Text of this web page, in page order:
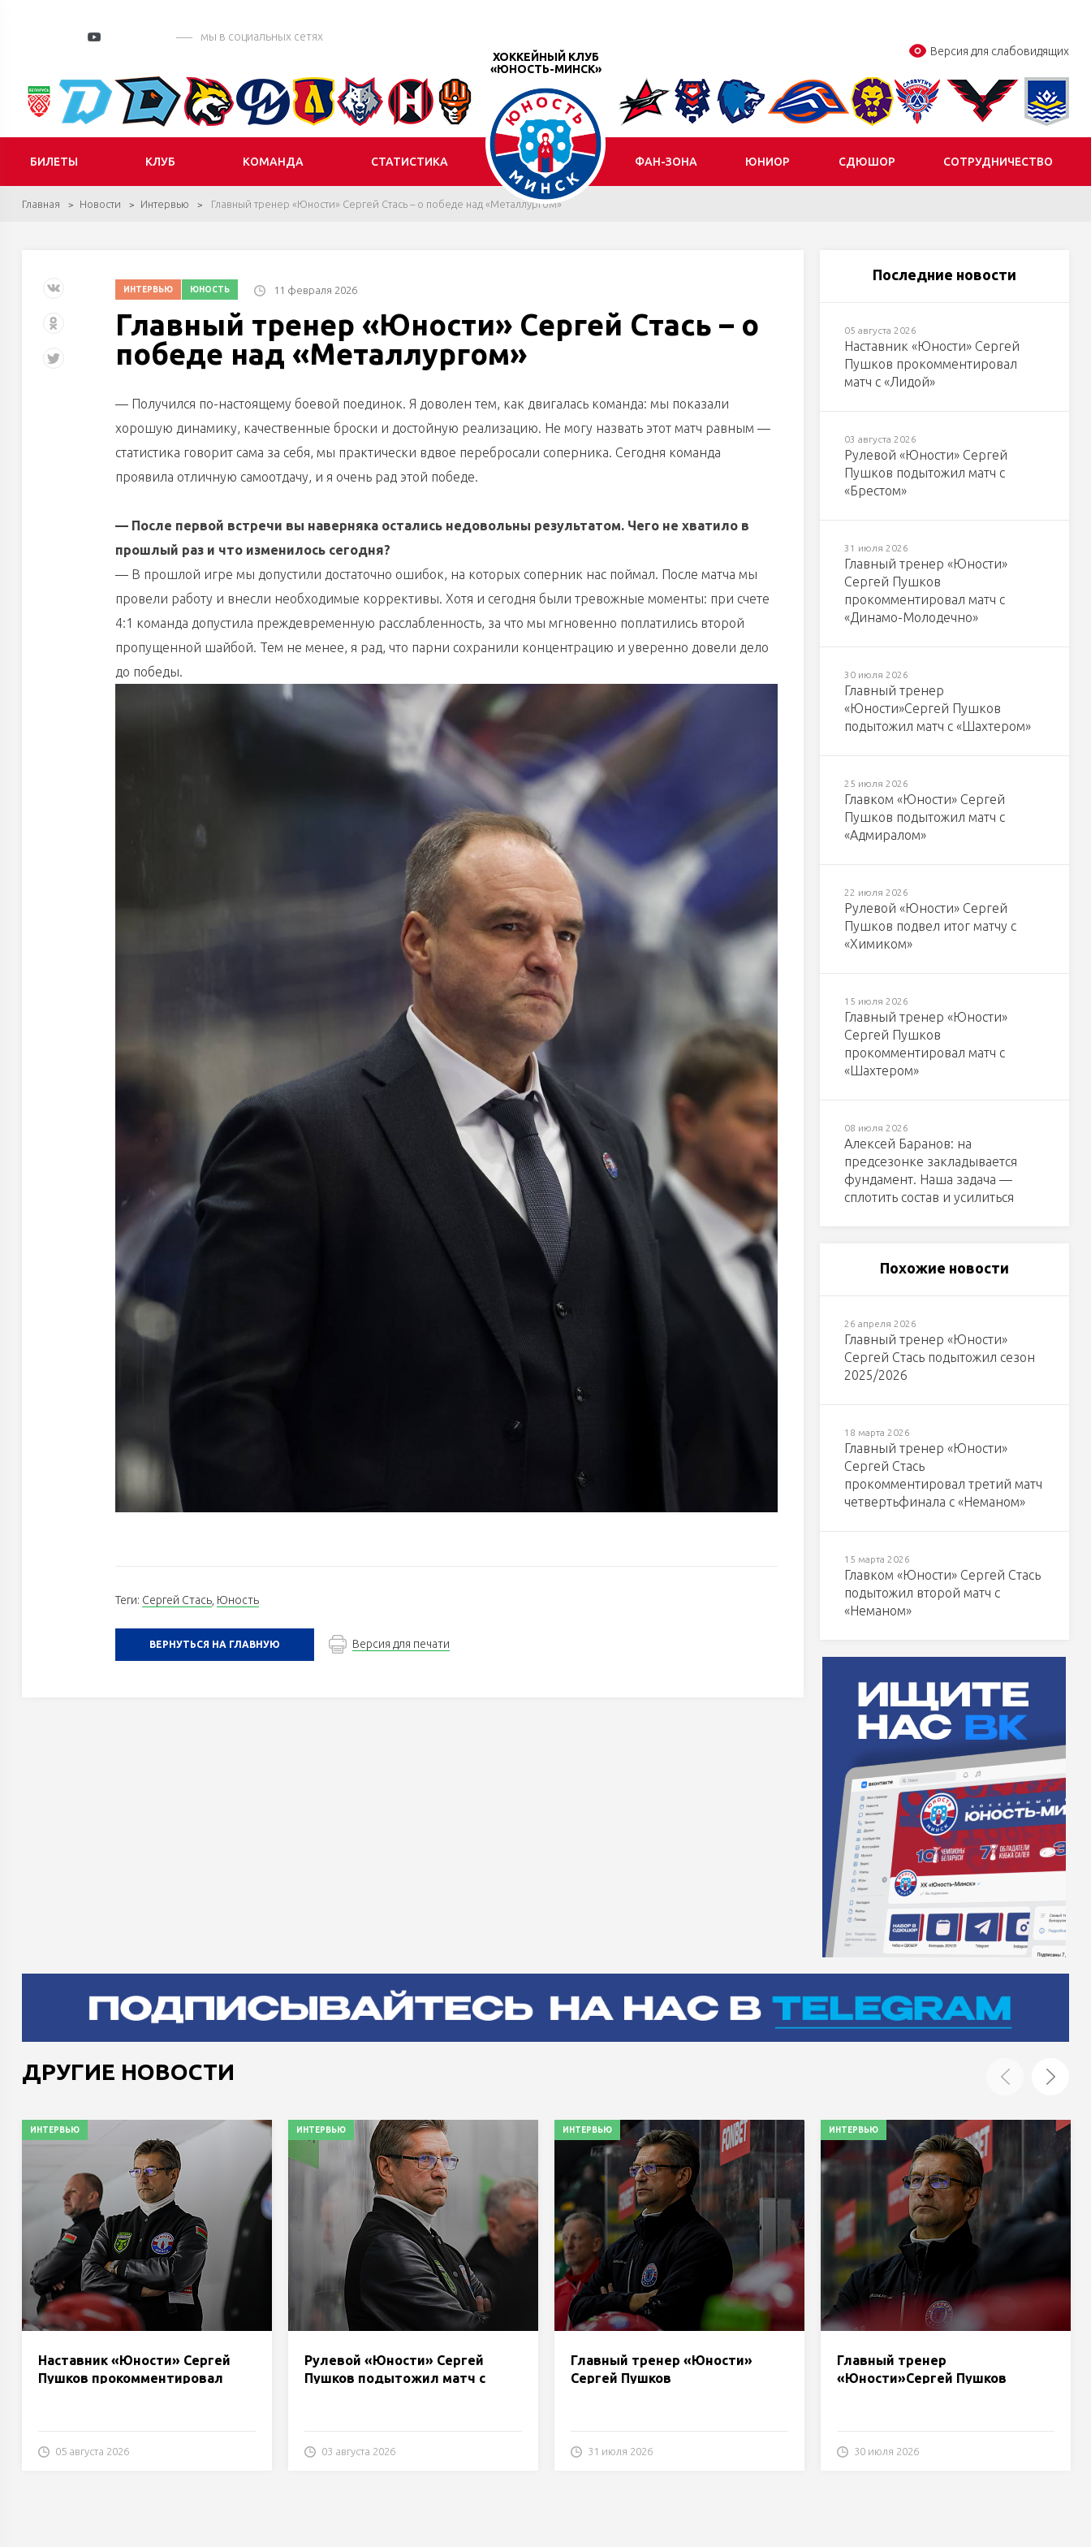
мы в социальных сетях
Версия для слабовидящих
ХОККЕЙНЫЙ КЛУБ
«ЮНОСТЬ-МИНСК»
БИЛЕТЫ КЛУБ КОМАНДА СТАТИСТИКА ФАН-ЗОНА ЮНИОР СДЮШОР СОТРУДНИЧЕСТВО
Главная Новости Интервью Главный тренер «Юности» Сергей Стась – о победе над «Металлургом»
ИНТЕРВЬЮ ЮНОСТЬ 11 февраля 2026
Главный тренер «Юности» Сергей Стась – о
победе над «Металлургом»
— Получился по-настоящему боевой поединок. Я доволен тем, как двигалась команда: мы показали
хорошую динамику, качественные броски и достойную реализацию. Не могу назвать этот матч равным —
статистика говорит сама за себя, мы практически вдвое перебросали соперника. Сегодня команда
проявила отличную самоотдачу, и я очень рад этой победе.
— После первой встречи вы наверняка остались недовольны результатом. Чего не хватило в
прошлый раз и что изменилось сегодня?
— В прошлой игре мы допустили достаточно ошибок, на которых соперник нас поймал. После матча мы
провели работу и внесли необходимые коррективы. Хотя и сегодня были тревожные моменты: при счете
4:1 команда допустила преждевременную расслабленность, за что мы мгновенно поплатились второй
пропущенной шайбой. Тем не менее, я рад, что парни сохранили концентрацию и уверенно довели дело
до победы.
Теги: Сергей Стась, Юность
ВЕРНУТЬСЯ НА ГЛАВНУЮ Версия для печати
Последние новости
05 августа 2026
Наставник «Юности» Сергей
Пушков прокомментировал
матч с «Лидой»
03 августа 2026
Рулевой «Юности» Сергей
Пушков подытожил матч с
«Брестом»
31 июля 2026
Главный тренер «Юности»
Сергей Пушков
прокомментировал матч с
«Динамо-Молодечно»
30 июля 2026
Главный тренер
«Юности»Сергей Пушков
подытожил матч с «Шахтером»
25 июля 2026
Главком «Юности» Сергей
Пушков подытожил матч с
«Адмиралом»
22 июля 2026
Рулевой «Юности» Сергей
Пушков подвел итог матчу с
«Химиком»
15 июля 2026
Главный тренер «Юности»
Сергей Пушков
прокомментировал матч с
«Шахтером»
08 июля 2026
Алексей Баранов: на
предсезонке закладывается
фундамент. Наша задача —
сплотить состав и усилиться
Похожие новости
26 апреля 2026
Главный тренер «Юности»
Сергей Стась подытожил сезон
2025/2026
18 марта 2026
Главный тренер «Юности»
Сергей Стась
прокомментировал третий матч
четвертьфинала с «Неманом»
15 марта 2026
Главком «Юности» Сергей Стась
подытожил второй матч с
«Неманом»
ДРУГИЕ НОВОСТИ
ИНТЕРВЬЮ
Наставник «Юности» Сергей
Пушков прокомментировал
05 августа 2026
ИНТЕРВЬЮ
Рулевой «Юности» Сергей
Пушков подытожил матч с
03 августа 2026
ИНТЕРВЬЮ
Главный тренер «Юности»
Сергей Пушков
31 июля 2026
ИНТЕРВЬЮ
Главный тренер
«Юности»Сергей Пушков
30 июля 2026